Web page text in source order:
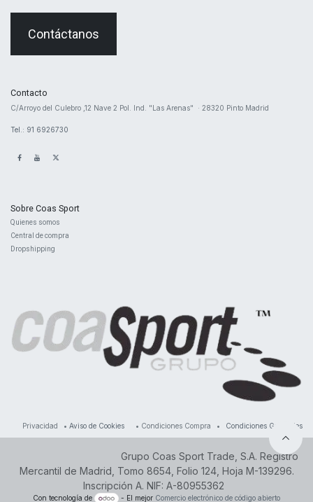
Contáctanos
Contacto
​C/Arroyo del Culebro ,12 Nave 2 ​Pol. Ind. "Las Arenas" · 28320 Pinto Madrid
Tel.: 91 6926730
Sobre Coas Sport
Quienes ​somos
Central de compra
Dropshipping
Privacidad • Aviso de Cookies • Condiciones Compra • Condiciones Generales
Grupo Coas Sport Trade, S.A. Registro
Mercantil de Madrid, Tomo 8654, Folio 124, Hoja M-139296.
Inscripción A. NIF: A-80955362
Con tecnología de - El mejor Comercio electrónico de código abierto